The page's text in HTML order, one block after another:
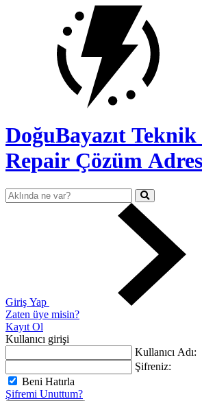
DoğuBayazıt Teknik
Repair Çözüm
Giriş Yap
Zaten üye misin?
Kayıt Ol
Kullanıcı girişi
Kullanıcı Adı:
Şifreniz:
Beni Hatırla
Şifremi Unuttum?